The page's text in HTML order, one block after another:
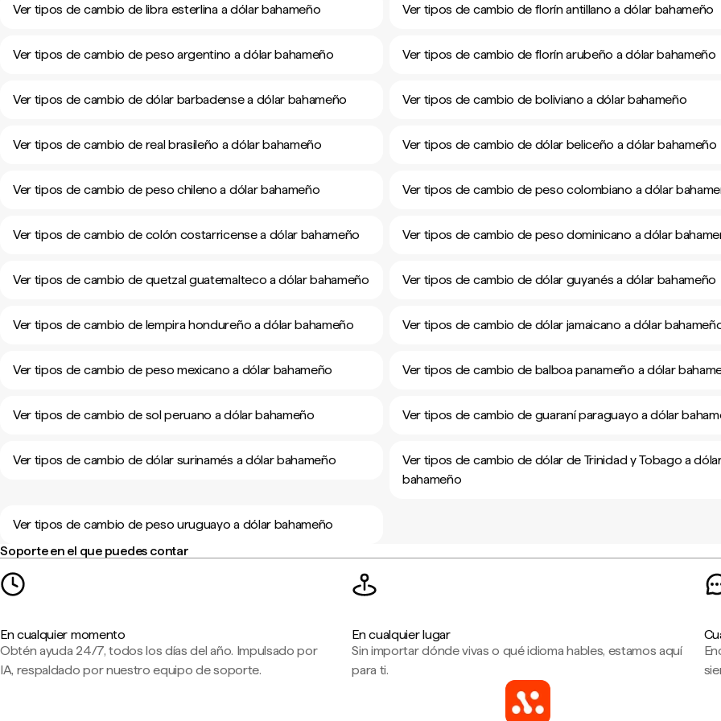
Ver tipos de cambio de libra esterlina a dólar bahameño Ver tipos de cambio de florín antillano a dólar bahameño
Ver tipos de cambio de peso argentino a dólar bahameño Ver tipos de cambio de florín arubeño a dólar bahameño
Ver tipos de cambio de dólar barbadense a dólar bahameño Ver tipos de cambio de boliviano a dólar bahameño
Ver tipos de cambio de real brasileño a dólar bahameño Ver tipos de cambio de dólar beliceño a dólar bahameño
Ver tipos de cambio de peso chileno a dólar bahameño Ver tipos de cambio de peso colombiano a dólar
Ver tipos de cambio de colón costarricense a dólar bahameño Ver tipos de cambio de peso dominicano a dólar
Ver tipos de cambio de quetzal guatemalteco a dólar bahameño Ver tipos de cambio de dólar guyanés a dólar bahameño
Ver tipos de cambio de lempira hondureño a dólar bahameño Ver tipos de cambio de dólar jamaicano a dólar
Ver tipos de cambio de peso mexicano a dólar bahameño Ver tipos de cambio de balboa panameño a dólar
Ver tipos de cambio de sol peruano a dólar bahameño Ver tipos de cambio de guaraní paraguayo a dólar
Ver tipos de cambio de dólar surinamés a dólar bahameño
Ver tipos de cambio de dólar de Trinidad y Tobago a
bahameño
Ver tipos de cambio de peso uruguayo a dólar bahameño
Soporte en el que puedes contar
En cualquier momento
Obtén ayuda 24/7, todos los días del año. Impulsado por
IA, respaldado por nuestro equipo de soporte.
En cualquier lugar
Sin importar dónde vivas o qué idioma hables, estamos aquí
para ti.